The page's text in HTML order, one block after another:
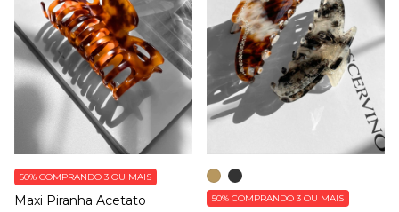
Maxi Piranha Acetato
50% COMPRANDO 3 OU MAIS
50% COMPRANDO 3 OU MAIS